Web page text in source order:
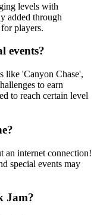
levels with
added through
players.
events?
like 'Canyon Chase',
to earn
to reach certain level
an internet connection!
special events may
Jam?